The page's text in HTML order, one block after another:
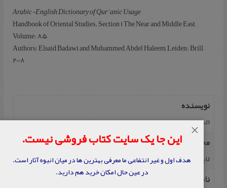
Arabic-English Dictionary of Qurʾanic Usage
Handbook of Oriental Studies. Section 1 The Near and Middle East,
Volume: 85
Authors: Elsaid Badawi and Muhammed Abdel Haleem, Leiden: Brill,
2008
نویسنده
السعيد م بدوی و محمد عبدالحليم، مقدمه از کيس ورستيخ
محل نشر
لایدن
ناشر
این جا یک سایت کتاب فروشی نیست.
هدف اول و غیر انتفاعی ما معرفی بهترین ها در میان انبوه آثار است.
در عین حال امکان خرید هم دارید.
×